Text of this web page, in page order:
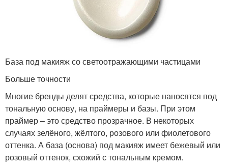
База под макияж со светоотражающими частицами
Больше точности
Многие бренды делят средства, которые наносятся под
тональную основу, на праймеры и базы. При этом
праймер – это средство прозрачное. В некоторых
случаях зелёного, жёлтого, розового или фиолетового
оттенка. А база (основа) под макияж имеет бежевый или
розовый оттенок, схожий с тональным кремом.